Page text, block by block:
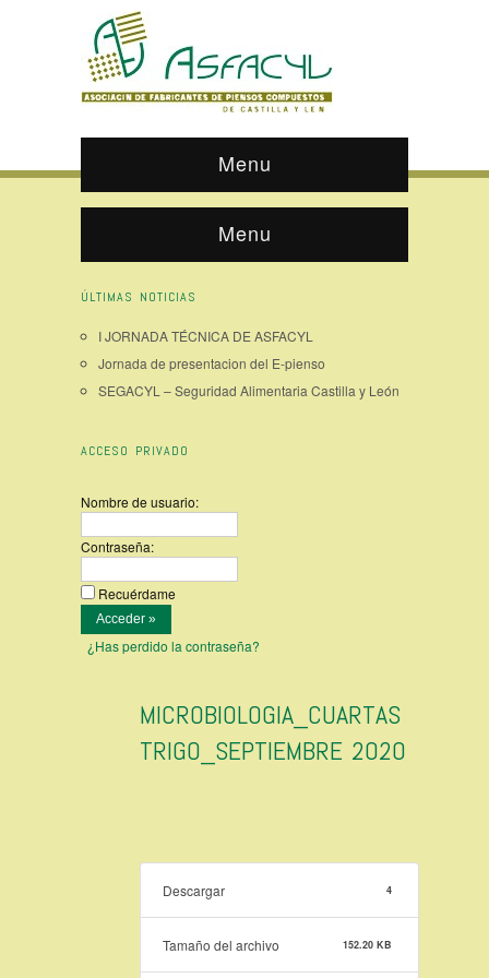
Menu
Menu
ÚLTIMAS NOTICIAS
I JORNADA TÉCNICA DE ASFACYL
Jornada de presentacion del E-pienso
SEGACYL – Seguridad Alimentaria Castilla y León
ACCESO PRIVADO
Nombre de usuario:
Contraseña:
Recuérdame
¿Has perdido la contraseña?
MICROBIOLOGIA_CUARTAS
TRIGO_SEPTIEMBRE 2020
Descargar 4
Tamaño del archivo 152.20 KB